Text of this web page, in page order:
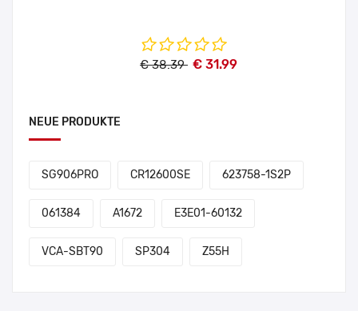
€ 38.39 € 31.99
NEUE PRODUKTE
SG906PRO CR12600SE 623758-1S2P
061384 A1672 E3E01-60132
VCA-SBT90 SP304 Z55H